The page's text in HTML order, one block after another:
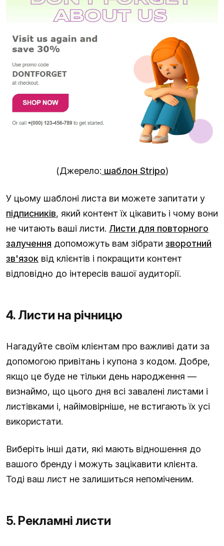
(Джерело: шаблон Stripo)
У цьому шаблоні листа ви можете запитати у
підписників, який контент їх цікавить і чому вони
не читають ваші листи. Листи для повторного
залучення допоможуть вам зібрати зворотний
зв'язок від клієнтів і покращити контент
відповідно до інтересів вашої аудиторії.
4. Листи на річницю
Нагадуйте своїм клієнтам про важливі дати за
допомогою привітань і купона з кодом. Добре,
якщо це буде не тільки день народження —
визнаймо, що цього дня всі завалені листами і
листівками і, найімовірніше, не встигають їх усі
використати.
Виберіть інші дати, які мають відношення до
вашого бренду і можуть зацікавити клієнта.
Тоді ваш лист не залишиться непоміченим.
5. Рекламні листи